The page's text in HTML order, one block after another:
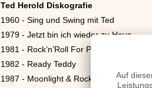
Ted Herold Diskografie
1960 - Sing und Swing mit Ted
1979 - Jetzt bin ich wieder zu Haus
1981 - Rock’n’Roll For President
1982 - Ready Teddy
1987 - Moonlight & Rock’n’Roll